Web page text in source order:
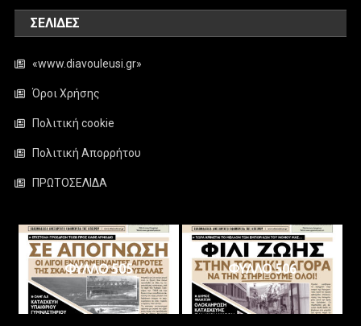
ΣΕΛΊΔΕΣ
«www.diavouleusi.gr»
Όροι Χρήσης
Πολιτική cookie
Πολιτική Απορρήτου
ΠΡΩΤΟΣΕΛΙΔΑ
ΦΥΛΛΟ 505 ΦΥΛΛΟ 506